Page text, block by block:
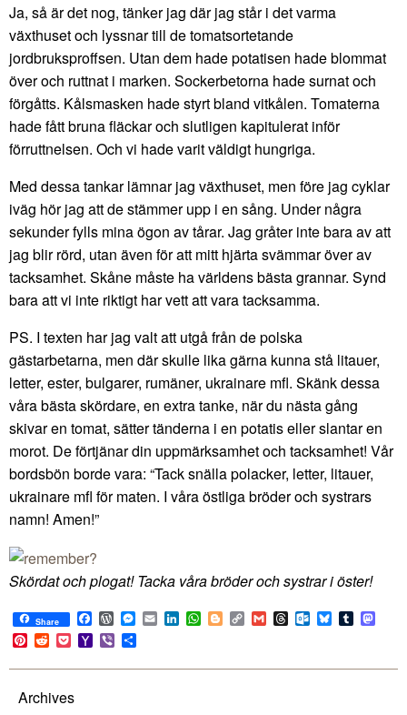
Ja, så är det nog, tänker jag där jag står i det varma
växthuset och lyssnar till de tomatsortetande
jordbruksproffsen. Utan dem hade potatisen hade blommat
över och ruttnat i marken. Sockerbetorna hade surnat och
förgåtts. Kålsmasken hade styrt bland vitkålen. Tomaterna
hade fått bruna fläckar och slutligen kapitulerat inför
förruttnelsen. Och vi hade varit väldigt hungriga.
Med dessa tankar lämnar jag växthuset, men före jag cyklar
iväg hör jag att de stämmer upp i en sång. Under några
sekunder fylls mina ögon av tårar. Jag gråter inte bara av att
jag blir rörd, utan även för att mitt hjärta svämmar över av
tacksamhet. Skåne måste ha världens bästa grannar. Synd
bara att vi inte riktigt har vett att vara tacksamma.
PS. I texten har jag valt att utgå från de polska
gästarbetarna, men där skulle lika gärna kunna stå litauer,
letter, ester, bulgarer, rumäner, ukrainare mfl. Skänk dessa
våra bästa skördare, en extra tanke, när du nästa gång
skivar en tomat, sätter tänderna i en potatis eller slantar en
morot. De förtjänar din uppmärksamhet och tacksamhet! Vår
bordsbön borde vara: “Tack snälla polacker, letter, litauer,
ukrainare mfl för maten. I våra östliga bröder och systrars
namn! Amen!”
Skördat och plogat! Tacka våra bröder och systrar i öster!
Share Facebook
WordPress
Messenger
EmailLinkedIn
WhatsApp
BloggerCopy
Link
GmailThreadsOutlook.com
BlueskyTumblr
Pinterest
RedditPocketYahoo
Mail
Viber
Archives